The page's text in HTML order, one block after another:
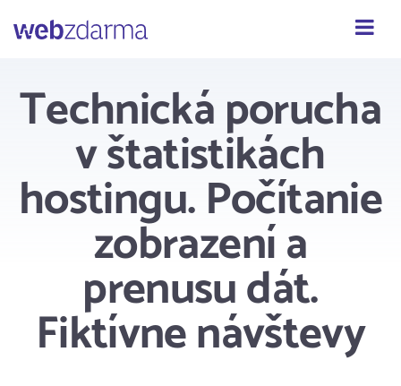
Webzdarma
Technická porucha
v štatistikách
hostingu. Počítanie
zobrazení a
prenusu dát.
Fiktívne návštevy